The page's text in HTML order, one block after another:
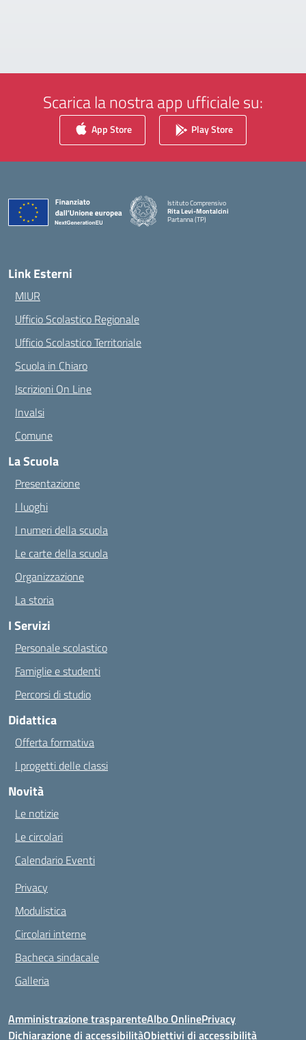
Scarica la nostra app ufficiale su:
App Store Play Store
Istituto Comprensivo
Rita Levi-Montalcini
Partanna (TP)
Link Esterni
MIUR
Ufficio Scolastico Regionale
Ufficio Scolastico Territoriale
Scuola in Chiaro
Iscrizioni On Line
Invalsi
Comune
La Scuola
Presentazione
I luoghi
I numeri della scuola
Le carte della scuola
Organizzazione
La storia
I Servizi
Personale scolastico
Famiglie e studenti
Percorsi di studio
Didattica
Offerta formativa
I progetti delle classi
Novità
Le notizie
Le circolari
Calendario Eventi
Privacy
Modulistica
Circolari interne
Bacheca sindacale
Galleria
Amministrazione trasparenteAlbo OnlinePrivacy
Dichiarazione di accessibilitàObiettivi di accessibilità